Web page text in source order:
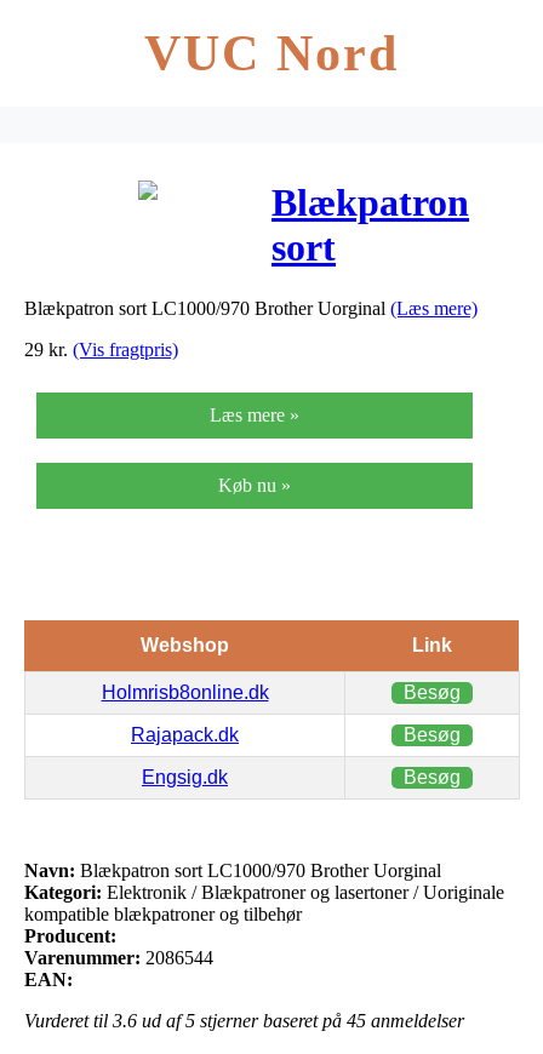
VUC Nord
Blækpatron
sort
LC1000/970
Uorginal
Blækpatron sort LC1000/970 Brother Uorginal (Læs mere)
29 kr. (Vis fragtpris)
Læs mere »
Køb nu »
Webshop Link
Holmrisb8online.dk Besøg
Rajapack.dk Besøg
Engsig.dk Besøg
Navn: Blækpatron sort LC1000/970 Brother Uorginal
Kategori: Elektronik / Blækpatroner og lasertoner / Uoriginale
kompatible blækpatroner og tilbehør
Producent:
Varenummer: 2086544
EAN:
Vurderet til 3.6 ud af 5 stjerner baseret på 45 anmeldelser